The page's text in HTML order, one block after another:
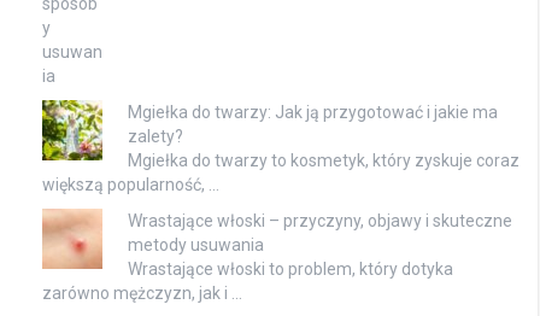
Mgiełka do twarzy: Jak ją przygotować i jakie ma
zalety?
Mgiełka do twarzy to kosmetyk, który zyskuje coraz
większą popularność, …
Wrastające włoski – przyczyny, objawy i skuteczne
metody usuwania
Wrastające włoski to problem, który dotyka
zarówno mężczyzn, jak i …